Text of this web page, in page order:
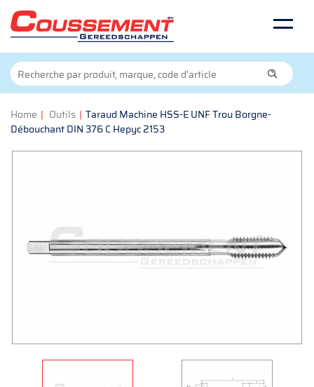
Home | Outils | Taraud Machine HSS-E UNF Trou Borgne-
Débouchant DIN 376 C Hepyc 2153